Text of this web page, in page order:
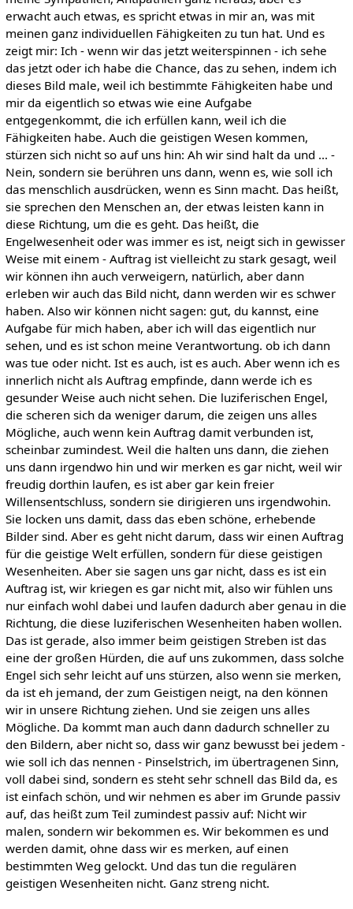
erwacht auch etwas, es spricht etwas in mir an, was mit
meinen ganz individuellen Fähigkeiten zu tun hat. Und es
zeigt mir: Ich - wenn wir das jetzt weiterspinnen - ich sehe
das jetzt oder ich habe die Chance, das zu sehen, indem ich
dieses Bild male, weil ich bestimmte Fähigkeiten habe und
mir da eigentlich so etwas wie eine Aufgabe
entgegenkommt, die ich erfüllen kann, weil ich die
Fähigkeiten habe. Auch die geistigen Wesen kommen,
stürzen sich nicht so auf uns hin: Ah wir sind halt da und ... -
Nein, sondern sie berühren uns dann, wenn es, wie soll ich
das menschlich ausdrücken, wenn es Sinn macht. Das heißt,
sie sprechen den Menschen an, der etwas leisten kann in
diese Richtung, um die es geht. Das heißt, die
Engelwesenheit oder was immer es ist, neigt sich in gewisser
Weise mit einem - Auftrag ist vielleicht zu stark gesagt, weil
wir können ihn auch verweigern, natürlich, aber dann
erleben wir auch das Bild nicht, dann werden wir es schwer
haben. Also wir können nicht sagen: gut, du kannst, eine
Aufgabe für mich haben, aber ich will das eigentlich nur
sehen, und es ist schon meine Verantwortung. ob ich dann
was tue oder nicht. Ist es auch, ist es auch. Aber wenn ich es
innerlich nicht als Auftrag empfinde, dann werde ich es
gesunder Weise auch nicht sehen. Die luziferischen Engel,
die scheren sich da weniger darum, die zeigen uns alles
Mögliche, auch wenn kein Auftrag damit verbunden ist,
scheinbar zumindest. Weil die halten uns dann, die ziehen
uns dann irgendwo hin und wir merken es gar nicht, weil wir
freudig dorthin laufen, es ist aber gar kein freier
Willensentschluss, sondern sie dirigieren uns irgendwohin.
Sie locken uns damit, dass das eben schöne, erhebende
Bilder sind. Aber es geht nicht darum, dass wir einen Auftrag
für die geistige Welt erfüllen, sondern für diese geistigen
Wesenheiten. Aber sie sagen uns gar nicht, dass es ist ein
Auftrag ist, wir kriegen es gar nicht mit, also wir fühlen uns
nur einfach wohl dabei und laufen dadurch aber genau in die
Richtung, die diese luziferischen Wesenheiten haben wollen.
Das ist gerade, also immer beim geistigen Streben ist das
eine der großen Hürden, die auf uns zukommen, dass solche
Engel sich sehr leicht auf uns stürzen, also wenn sie merken,
da ist eh jemand, der zum Geistigen neigt, na den können
wir in unsere Richtung ziehen. Und sie zeigen uns alles
Mögliche. Da kommt man auch dann dadurch schneller zu
den Bildern, aber nicht so, dass wir ganz bewusst bei jedem -
wie soll ich das nennen - Pinselstrich, im übertragenen Sinn,
voll dabei sind, sondern es steht sehr schnell das Bild da, es
ist einfach schön, und wir nehmen es aber im Grunde passiv
auf, das heißt zum Teil zumindest passiv auf: Nicht wir
malen, sondern wir bekommen es. Wir bekommen es und
werden damit, ohne dass wir es merken, auf einen
bestimmten Weg gelockt. Und das tun die regulären
geistigen Wesenheiten nicht. Ganz streng nicht.